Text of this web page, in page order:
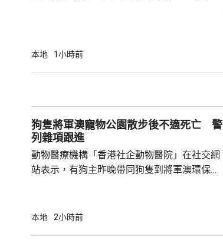
方面，上半年從內地持單程證的新來澳人士有
本地 1小時前
狗隻將軍澳寵物公園散步後不適死亡 警
列雜項跟進
動物醫療機構「香港社企動物醫院」在社交網
站表示，有狗主昨晚帶同狗隻到將軍澳環保大
亡，狗主事後聯絡交由漁護署化驗。 警方表
本地 2小時前